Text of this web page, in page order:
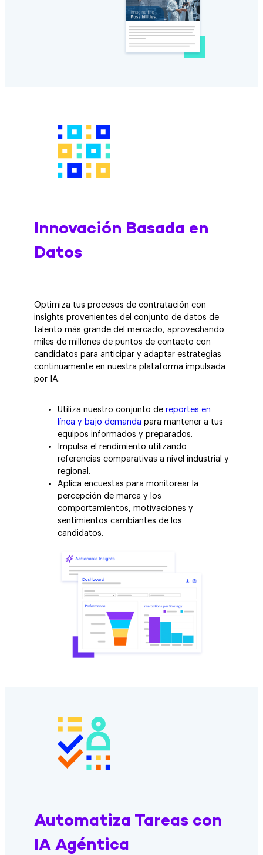
Innovación Basada en
Datos
Optimiza tus procesos de contratación con
insights provenientes del conjunto de datos de
talento más grande del mercado, aprovechando
miles de millones de puntos de contacto con
candidatos para anticipar y adaptar estrategias
continuamente en nuestra plataforma impulsada
por IA.
Utiliza nuestro conjunto de reportes en
línea y bajo demanda para mantener a tus
equipos informados y preparados.
Impulsa el rendimiento utilizando
referencias comparativas a nivel industrial y
regional.
Aplica encuestas para monitorear la
percepción de marca y los
comportamientos, motivaciones y
sentimientos cambiantes de los
candidatos.
Automatiza Tareas con
IA Agéntica